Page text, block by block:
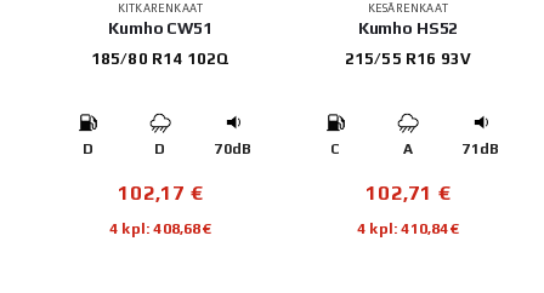
KITKARENKAAT
Kumho CW51
185/80 R14 102Q
D D 70dB
102,17 €
4 kpl: 408,68€
KESÄRENKAAT
Kumho HS52
215/55 R16 93V
C A 71dB
102,71 €
4 kpl: 410,84€